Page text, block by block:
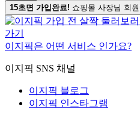
15초면 가입완료! 쇼핑몰 사장님 회
이지픽은 어떤 서비스 인가요?
이지픽 SNS 채널
이지픽 블로그
이지픽 인스타그램